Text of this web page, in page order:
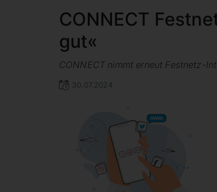
CONNECT
gut«
CONNECT nimmt erneut Festnetz-
30.07.2024